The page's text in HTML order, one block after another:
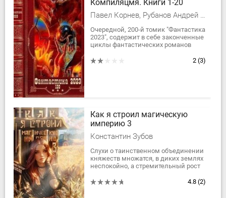
Компиляцмя. Книги 1-20
Павел Корнев, Рубанов Андрей Викторович, Устименко Татьяна Ивановна, Вольска Ольга
Очередной, 200-й томик "Фантастика
2023", содержит в себе законченные
циклы фантастических романов
чтения, уважаемый читатель! ...
2 (3)
Как я строил магическую
империю 3
Константин Зубов
Слухи о таинственном объединении
княжеств множатся, в диких землях
неспокойно, а стремительный рост
завистников внутри
4.8 (2)